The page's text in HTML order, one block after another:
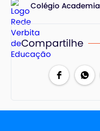
Colégio Academia
Compartilhe